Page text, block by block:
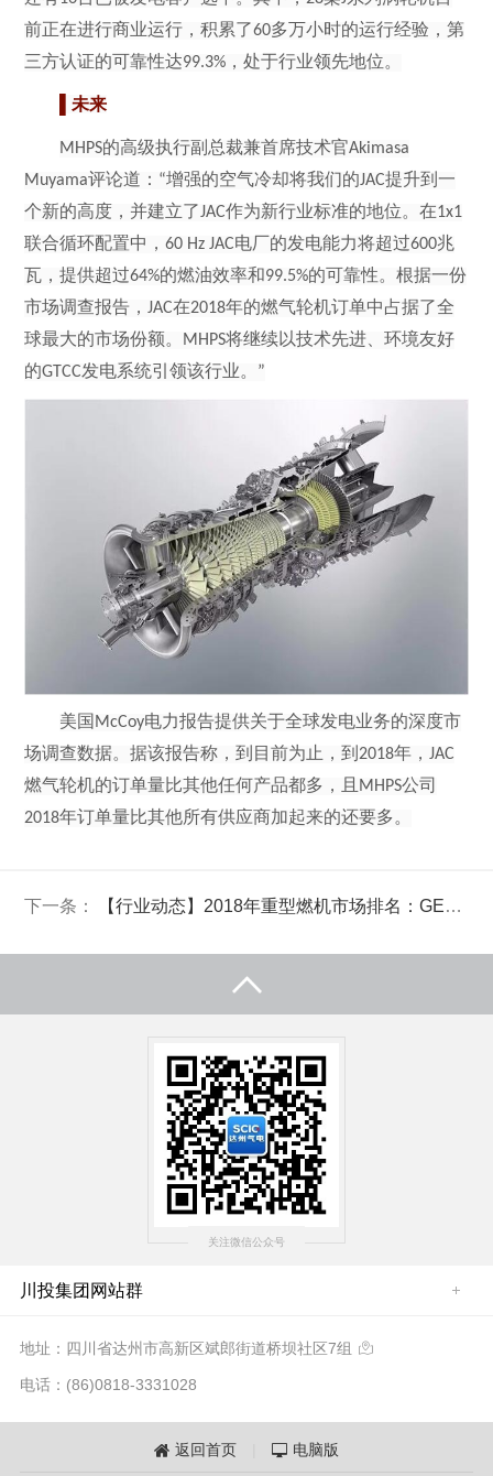
前正在进行商业运行，积累了60多万小时的运行经验，第
三方认证的可靠性达99.3% ，处于行业领先地位。
▌未来
MHPS的高级执行副总裁兼首席技术官Akimasa
Muyama评论道： “增强的空气冷却将我们的JAC提升到一
个新的高度，并建立了JAC作为新行业标准的地位。在1x1
联合循环配置中，60 Hz JAC电厂的发电能力将超过600兆
瓦，提供超过64%的燃油效率和99.5%的可靠性。根据一份
市场调查报告，JAC在2018年的燃气轮机订单中占据了全
球最大的市场份额。
MHPS将继续以技术先进、环境友好
的GTCC发电系统引领该行业。 ”
美国 McCoy电力报告提供关于全球发电业务的深度市
场调查数据。据该报告称，到目前为止，到2018年，JAC
燃气轮机的订单量比其他任何产品都多，且 MHPS公司
2018年订单量比其他所有供应商加起来的还要多。
下一条： 【行业动态】2018年重型燃机市场排名：GE赢得订单数，三菱赢得新技术
关注微信公众号
川投集团网站群
地址：四川省达州市高新区斌郎街道桥坝社区7组 
电话：(86)0818-3331028
 返回首页  电脑版